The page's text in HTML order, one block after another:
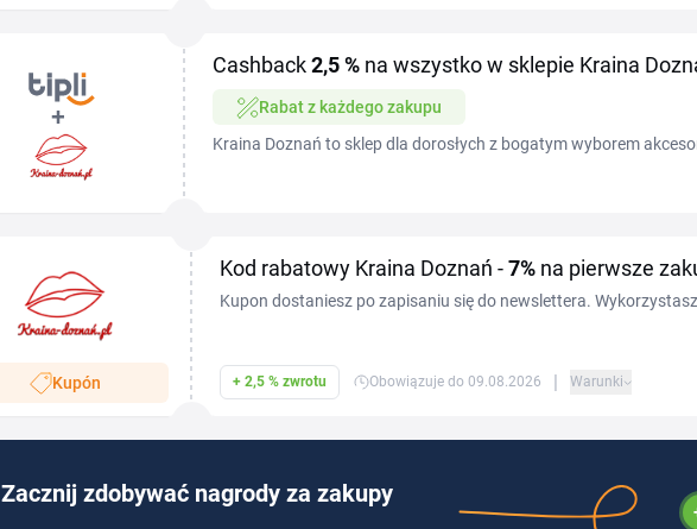
Cashback2,5 % na wszystko w sklepie Kraina
Rabat z każdego zakupu
Kraina Doznań to sklep dla dorosłych z bogatym wyborem
Kupón
Kod rabatowy Kraina Doznań -7% na pierwsze
Kupon dostaniesz po zapisaniu się do newslettera.
+ 2,5 % zwrotu Obowiązuje do 09.08.2026 | Warunki
Zacznij zdobywać nagrody za zakupy